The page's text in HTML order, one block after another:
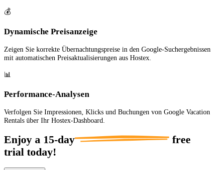
💰
Dynamische Preisanzeige
Zeigen Sie korrekte Übernachtungspreise in den Google-Suchergebnissen
mit automatischen Preisaktualisierungen aus Hostex.
📊
Performance-Analysen
Verfolgen Sie Impressionen, Klicks und Buchungen von Google Vacation
Rentals über Ihr Hostex-Dashboard.
Enjoy a 15-day
free
trial today!